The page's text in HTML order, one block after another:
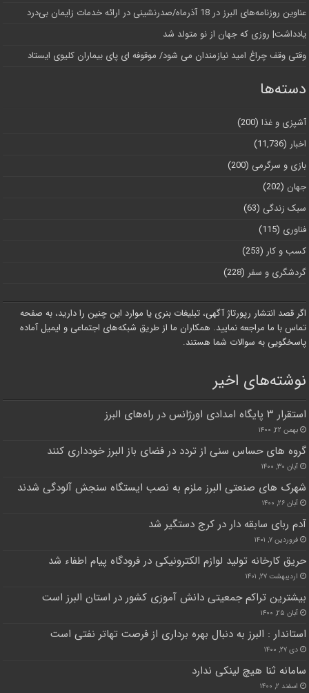
عناوین روزنامه‌های البرز در ‌18 آذرماه/صدرنشینی در ارائه خدمات زایمان بی‌درد
یادداشت| روزی که جهان از نو متولد شد
وقتی وقف چراغ امید نیازمندان می شود/ موقوفه ای پای بیماران کلیوی ایستاد
دسته‌ها
آشپزی و غذا (200)
اخبار (11,736)
بازی و سرگرمی (200)
جهان (202)
سبک زندگی (63)
فناوری (115)
کسب و کار (253)
گردشگری و سفر (228)
اگر قصد انتشار رپورتاژ آگهی، تبلیغات بنری یا موارد این چنین را دارید، به صفحه
تماس با ما مراجعه نمایید. همکاران ما از طریق شبکه‌های اجتماعی و ایمیل آماده
پاسخگویی به سوالات شما هستند.
نوشته‌های اخیر
استقرار ۳ پایگاه امدادی اورژانس در راه‌های البرز
بهمن ۲۲, ۱۴۰۰
گروه های حساس سنی از تردد در فضای باز البرز خودداری کنند
آبان ۳۰, ۱۴۰۰
شهرک های صنعتی البرز ملزم به نصب ایستگاه سنجش آلودگی شدند
آبان ۲۶, ۱۴۰۰
آدم ربای سابقه دار در کرج دستگیر شد
فروردین ۷, ۱۴۰۱
حریق کارخانه تولید لوازم الکترونیکی در فرودگاه پیام اطفاء شد
اردیبهشت ۲۷, ۱۴۰۱
بیشترین تراکم جمعیتی دانش آموزی کشور در استان البرز است
آبان ۲۵, ۱۴۰۰
استاندار : البرز به دنبال بهره برداری از فرصت تهاتر نفتی است
دی ۲۷, ۱۴۰۰
سامانه ثنا هیچ لینکی ندارد
اسفند ۲, ۱۴۰۰